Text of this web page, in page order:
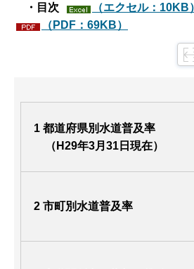
・目次
（エクセル：10KB）
（PDF：69KB）
1 都道府県別水道普及率
（H29年3月31日現在）
2 市町別水道普及率